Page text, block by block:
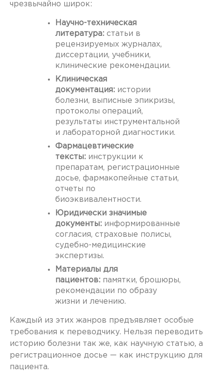
чрезвычайно широк:
Научно-техническая
литература: статьи в
рецензируемых журналах,
диссертации, учебники,
клинические рекомендации.
Клиническая
документация: истории
болезни, выписные эпикризы,
протоколы операций,
результаты инструментальной
и лабораторной диагностики.
Фармацевтические
тексты: инструкции к
препаратам, регистрационные
досье, фармакопейные статьи,
отчеты по
биоэквивалентности.
Юридически значимые
документы: информированные
согласия, страховые полисы,
судебно-медицинские
экспертизы.
Материалы для
пациентов: памятки, брошюры,
рекомендации по образу
жизни и лечению.
Каждый из этих жанров предъявляет особые
требования к переводчику. Нельзя переводить
историю болезни так же, как научную статью, а
регистрационное досье — как инструкцию для
пациента.